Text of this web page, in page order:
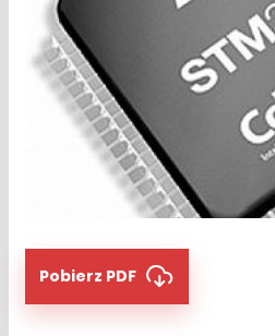
Pobierz PDF